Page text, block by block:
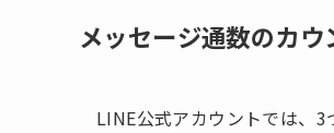
メッセージ通数のカウ
LINE公式アカウントでは、3